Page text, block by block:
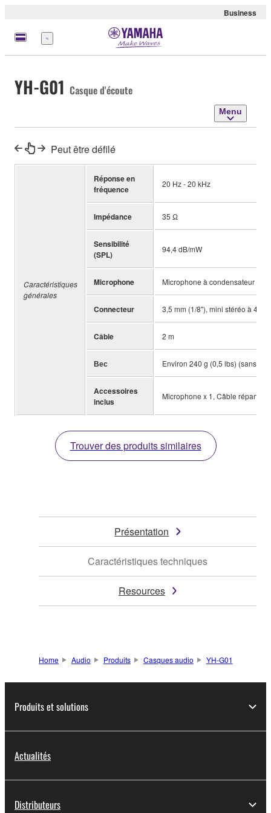
Business
Menu
YH-G01 Casque d'écoute
Menu
Peut être défilé
Caractéristiques
générales
Réponse en
fréquence
20 Hz - 20 kHz
Impédance 35 Ω
Sensibilité
(SPL)
94,4 dB/mW
Microphone Microphone à condensateur à
Connecteur 3,5 mm (1/8"), mini stéréo à 4
Câble 2 m
Вес Environ 240 g (0,5 lbs) (sans
Accessoires
inclus
Microphone x 1, Câble
Trouver des produits similaires
Présentation
Caractéristiques techniques
Resources
Home Audio Produits Casques audio YH-G01
Produits et solutions
Actualités
Distributeurs